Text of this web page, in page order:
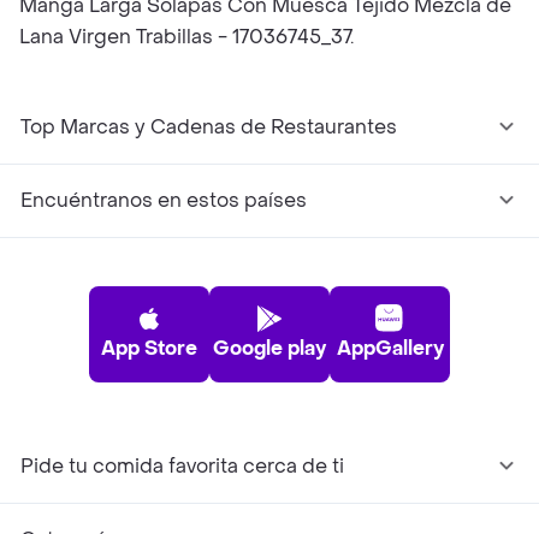
Manga Larga Solapas Con Muesca Tejido Mezcla de
Lana Virgen Trabillas - 17036745_37.
Top Marcas y Cadenas de Restaurantes
Encuéntranos en estos países
App Store Google play AppGallery
Pide tu comida favorita cerca de ti